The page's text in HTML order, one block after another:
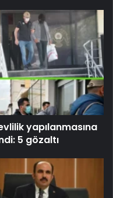
yapılanmasına
5 gözaltı